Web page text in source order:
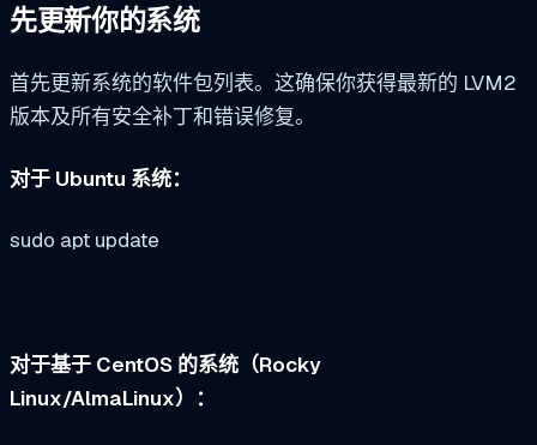
先更新你的系统
首先更新系统的软件包列表。这确保你获得最新的 LVM2
版本及所有安全补丁和错误修复。
对于 Ubuntu 系统：
sudo apt update
对于基于 CentOS 的系统（Rocky
Linux/AlmaLinux）：